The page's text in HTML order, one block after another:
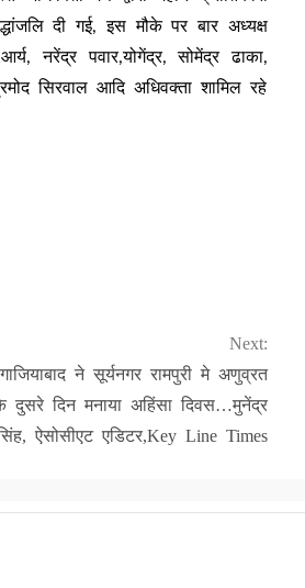
दी गई, इस मौके पर बार अध्यक्ष
नरेंद्र पवार,योगेंद्र, सोमेंद्र ढाका,
सिरवाल आदि अधिवक्ता शामिल रहे
Next:
ने सूर्यनगर रामपुरी मे अणुव्रत
दुसरे दिन मनाया अहिंसा दिवस…मुनेंद्र
ऐसोसीएट एडिटर,Key Line Times